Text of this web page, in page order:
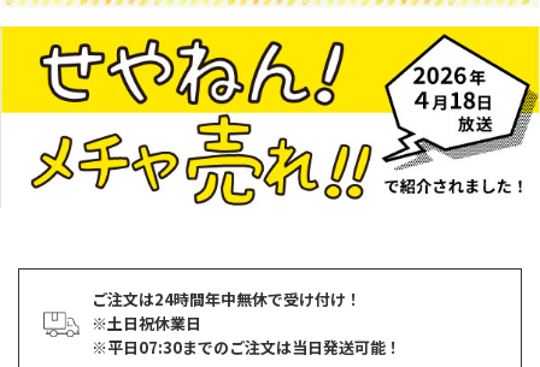
ご注文は24時間年中無休で受け付け！
※土日祝休業日
※平日07:30までのご注文は当日発送可能！